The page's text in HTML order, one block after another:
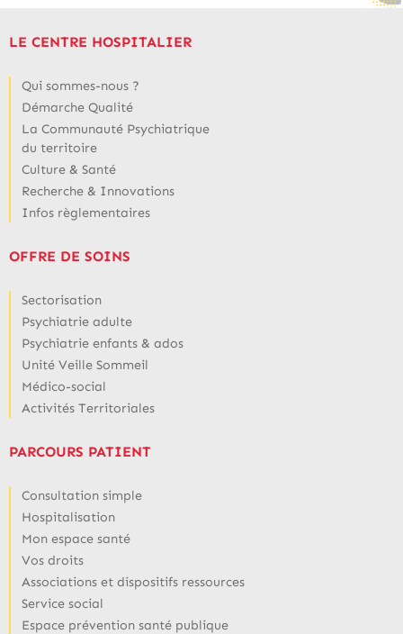
LE CENTRE HOSPITALIER
Qui sommes-nous ?
Démarche Qualité
La Communauté Psychiatrique
du territoire
Culture & Santé
Recherche & Innovations
Infos règlementaires
OFFRE DE SOINS
Sectorisation
Psychiatrie adulte
Psychiatrie enfants & ados
Unité Veille Sommeil
Médico-social
Activités Territoriales
PARCOURS PATIENT
Consultation simple
Hospitalisation
Mon espace santé
Vos droits
Associations et dispositifs ressources
Service social
Espace prévention santé publique